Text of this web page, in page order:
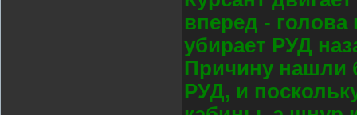
вперед - голова
убирает РУД
Причину нашли
РУД, и